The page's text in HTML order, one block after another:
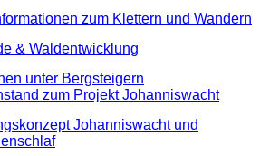
zum Klettern und Wandern
& Waldentwicklung
unter Bergsteigern
zum Projekt Johanniswacht
Johanniswacht und